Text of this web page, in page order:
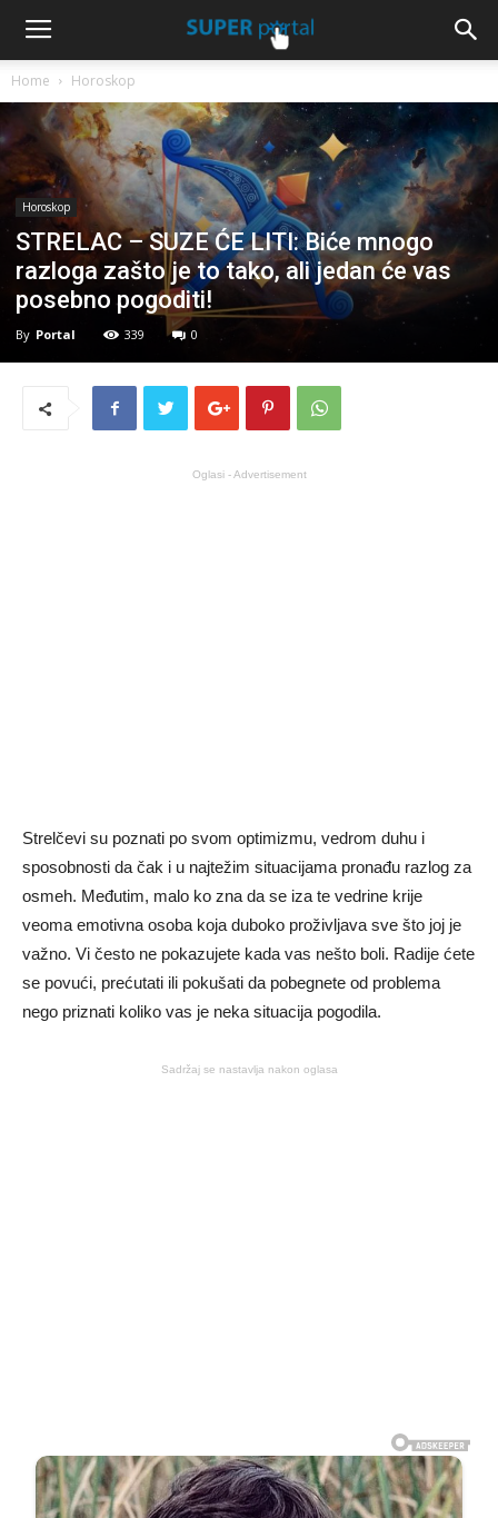
Home Horoskop
Horoskop
STRELAC – SUZE ĆE LITI: Biće mnogo
razloga zašto je to tako, ali jedan će vas
posebno pogoditi!
By Portal 339 0
Oglasi - Advertisement
Strelčevi su poznati po svom optimizmu, vedrom duhu i
sposobnosti da čak i u najtežim situacijama pronađu razlog za
osmeh. Međutim, malo ko zna da se iza te vedrine krije
veoma emotivna osoba koja duboko proživljava sve što joj je
važno. Vi često ne pokazujete kada vas nešto boli. Radije ćete
se povući, prećutati ili pokušati da pobegnete od problema
nego priznati koliko vas je neka situacija pogodila.
Sadržaj se nastavlja nakon oglasa